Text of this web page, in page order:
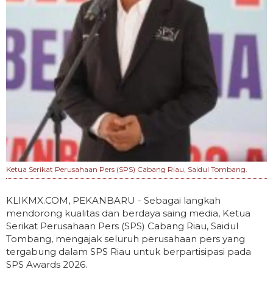
Ketua Serikat Perusahaan Pers (SPS) Cabang Riau, Saidul Tombang.
KLIKMX.COM, PEKANBARU - Sebagai langkah
mendorong kualitas dan berdaya saing media, Ketua
Serikat Perusahaan Pers (SPS) Cabang Riau, Saidul
Tombang, mengajak seluruh perusahaan pers yang
tergabung dalam SPS Riau untuk berpartisipasi pada
SPS Awards 2026.